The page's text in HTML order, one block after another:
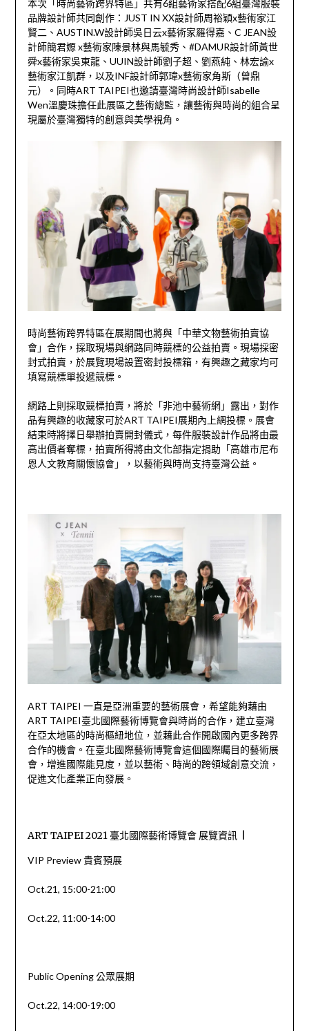
本次「時尚藝術跨界特區」共有6組藝術家搭配6組臺灣服裝
品牌設計師共同創作：JUST IN XX設計師周裕穎x藝術家江
賢二、AUSTIN.W設計師吳日云x藝術家羅得嘉、C JEAN設
計師簡君嫄 x藝術家陳景林與馬毓秀、#DAMUR設計師黃世
舜x藝術家吳東龍、UUIN設計師劉子超、劉燕純、林宏諭x
藝術家江凱群，以及INF設計師郭瑋x藝術家角斯（曾鼎
元）。同時ART TAIPEI也邀請臺灣時尚設計師Isabelle
Wen溫慶珠擔任此展區之藝術總監，讓藝術與時尚的組合呈
現屬於臺灣獨特的創意與美學視角。
時尚藝術跨界特區在展期間也將與「中華文物藝術拍賣協
會」合作，採取現場與網路同時競標的公益拍賣。現場採密
封式拍賣，於展覽現場設置密封投標箱，有興趣之藏家均可
填寫競標單投遞競標。
網路上則採取競標拍賣，將於「非池中藝術網」露出，對作
品有興趣的收藏家可於ART TAIPEI展期內上網投標。展會
結束時將擇日舉辦拍賣開封儀式，每件服裝設計作品將由最
高出價者奪標，拍賣所得將由文化部指定捐助「高雄市尼布
恩人文教育關懷協會」，以藝術與時尚支持臺灣公益。
ART TAIPEI 一直是亞洲重要的藝術展會，希望能夠藉由
ART TAIPEI臺北國際藝術博覽會與時尚的合作，建立臺灣
在亞太地區的時尚樞紐地位，並藉此合作開啟國內更多跨界
合作的機會。在臺北國際藝術博覽會這個國際矚目的藝術展
會，增進國際能見度，並以藝術、時尚的跨領域創意交流，
促進文化產業正向發展。
ART TAIPEI 2021 臺北國際藝術博覽會 展覽資訊 |
VIP Preview 貴賓預展
Oct.21, 15:00-21:00
Oct.22, 11:00-14:00
Public Opening 公眾展期
Oct.22, 14:00-19:00